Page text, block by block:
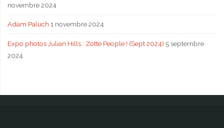
novembre 2024
Adam Paluch 1 novembre 2024
Expo photos Julian Hills : Zotte People ! (Sept 2024) 5 septembre
2024